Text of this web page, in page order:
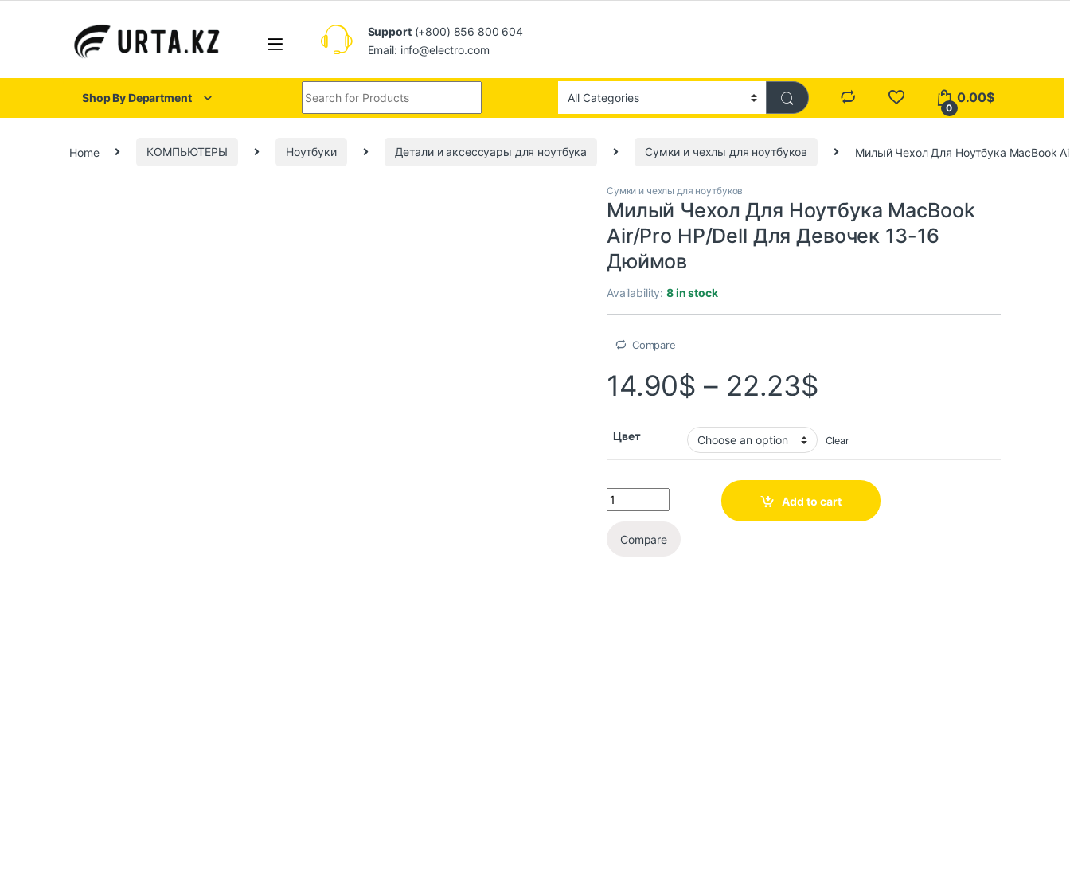
Support(+800) 856 800 604
Email: info@electro.com
Shop By Department
0
0.00$
Home КОМПЬЮТЕРЫ Ноутбуки Детали и аксессуары для ноутбука Сумки и чехлы для ноутбуков Милый Чехол Для Ноутбука MacBook
Сумки и чехлы для ноутбуков
Милый Чехол Для Ноутбука MacBook
Air/Pro HP/Dell Для Девочек 13-16
Дюймов
Availability:8 in stock
Compare
14.90$ – 22.23$
Цвет Clear
Add to cart
Compare